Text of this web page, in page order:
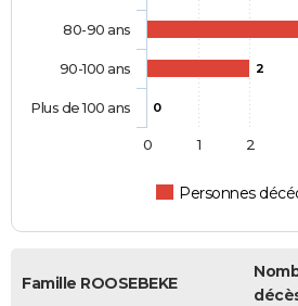
2
0
Personnes
80-90 ans
90-100 ans
Plus de 100 ans
0 1 2
Famille ROOSEBEKE